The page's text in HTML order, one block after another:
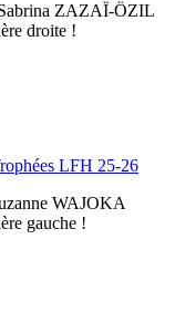
ZAZAÏ-ÖZIL
droite !
LFH 25-26
WAJOKA
gauche !